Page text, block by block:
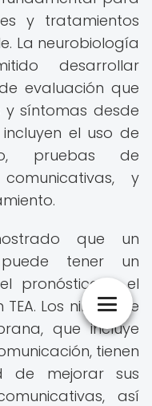
y tratamientos
La neurobiología
desarrollar
evaluación que
y síntomas desde
el uso de
pruebas de
y
que un
tener un
pronóstico y el
Los niños que
que incluye
tienen
de mejorar sus
así